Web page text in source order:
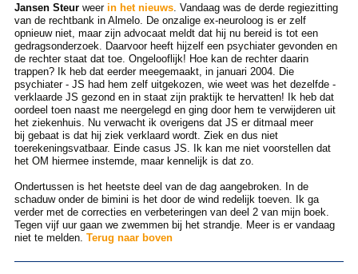
Jansen Steurweer in het nieuws. Vandaag was de derde regiezitting
van de rechtbank in Almelo. De onzalige ex-neuroloog is er zelf
opnieuw niet, maar zijn advocaat meldt dat hij nu bereid is tot een
gedragsonderzoek. Daarvoor heeft hijzelf een psychiater gevonden en
de rechter staat dat toe. Ongelooflijk! Hoe kan de rechter daarin
trappen? Ik heb dat eerder meegemaakt, in januari 2004. Die
psychiater - JS had hem zelf uitgekozen, wie weet was het dezelfde -
verklaarde JS gezond en in staat zijn praktijk te hervatten! Ik heb dat
oordeel toen naast me neergelegd en ging door hem te verwijderen uit
het ziekenhuis. Nu verwacht ik overigens dat JS er ditmaal meer
bij gebaat is dat hij ziek verklaard wordt. Ziek en dus niet
toerekeningsvatbaar. Einde casus JS. Ik kan me niet voorstellen dat
het OM hiermee instemde, maar kennelijk is dat zo.
Ondertussen is het heetste deel van de dag aangebroken. In de
schaduw onder de bimini is het door de wind redelijk toeven. Ik ga
verder met de correcties en verbeteringen van deel 2 van mijn boek.
Tegen vijf uur gaan we zwemmen bij het strandje. Meer is er vandaag
niet te melden. Terug naar boven